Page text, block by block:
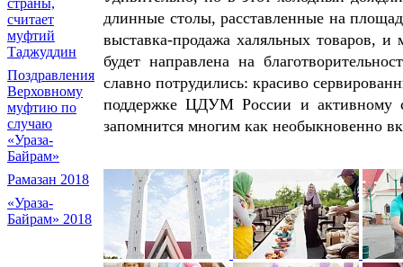
страны,
считает
муфтий
Таджуддин
Поздравления
Верховному
муфтию по
случаю
«Ураза-
Байрам»
Рамазан 2018
«Ураза-
Байрам» 2018
длинные столы, расставленные на
выставка-продажа халяльных товаров,
будет направлена на
славно потрудились: красиво
поддержке ЦДУМ России и активному
запомнится многим как необыкновенно